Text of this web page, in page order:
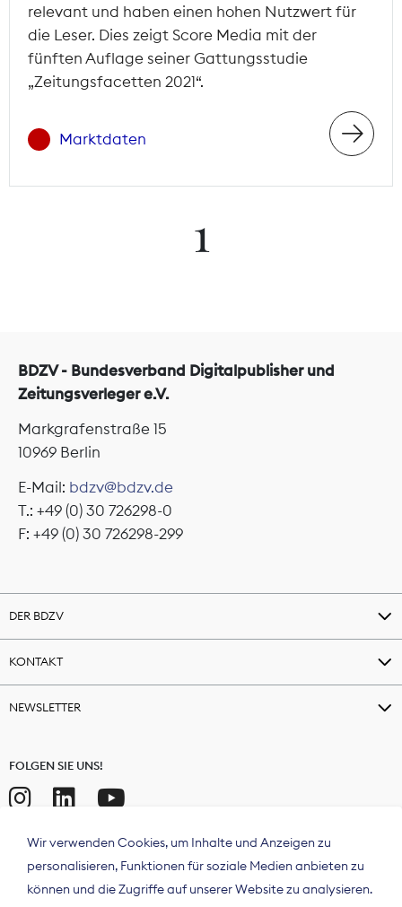
relevant und haben einen hohen Nutzwert für
die Leser. Dies zeigt Score Media mit der
fünften Auflage seiner Gattungsstudie
„Zeitungsfacetten 2021“.
Marktdaten
1
BDZV - Bundesverband Digitalpublisher und
Zeitungsverleger e.V.
Markgrafenstraße 15
10969 Berlin
E-Mail: bdzv@bdzv.de
T.: +49 (0) 30 726298-0
F: +49 (0) 30 726298-299
DER BDZV
KONTAKT
NEWSLETTER
FOLGEN SIE UNS!
Wir verwenden Cookies, um Inhalte und Anzeigen zu
personalisieren, Funktionen für soziale Medien anbieten zu
können und die Zugriffe auf unserer Website zu analysieren.